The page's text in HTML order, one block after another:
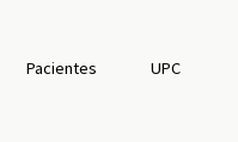
Pacientes
UPC